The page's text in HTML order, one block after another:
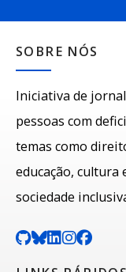
SOBRE NÓS
Iniciativa de
pessoas com
temas como
educação, cultura
sociedade